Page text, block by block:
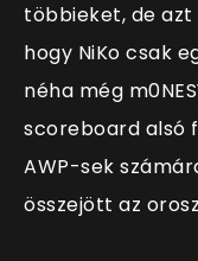
többieket, de
hogy NiKo csak
néha még
scoreboard alsó
AWP-sek
összejött az